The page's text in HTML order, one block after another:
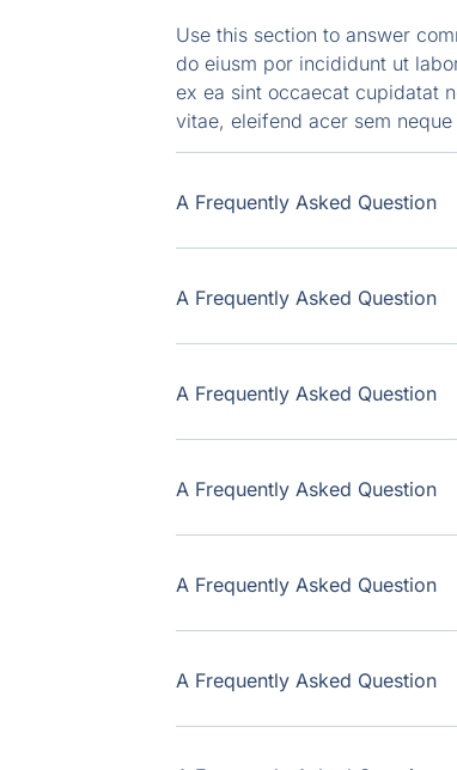
Use this section to answer
do eiusm por incididunt ut
ex ea sint occaecat cupidatat
vitae, eleifend acer sem neque
A Frequently Asked Question
A Frequently Asked Question
A Frequently Asked Question
A Frequently Asked Question
A Frequently Asked Question
A Frequently Asked Question